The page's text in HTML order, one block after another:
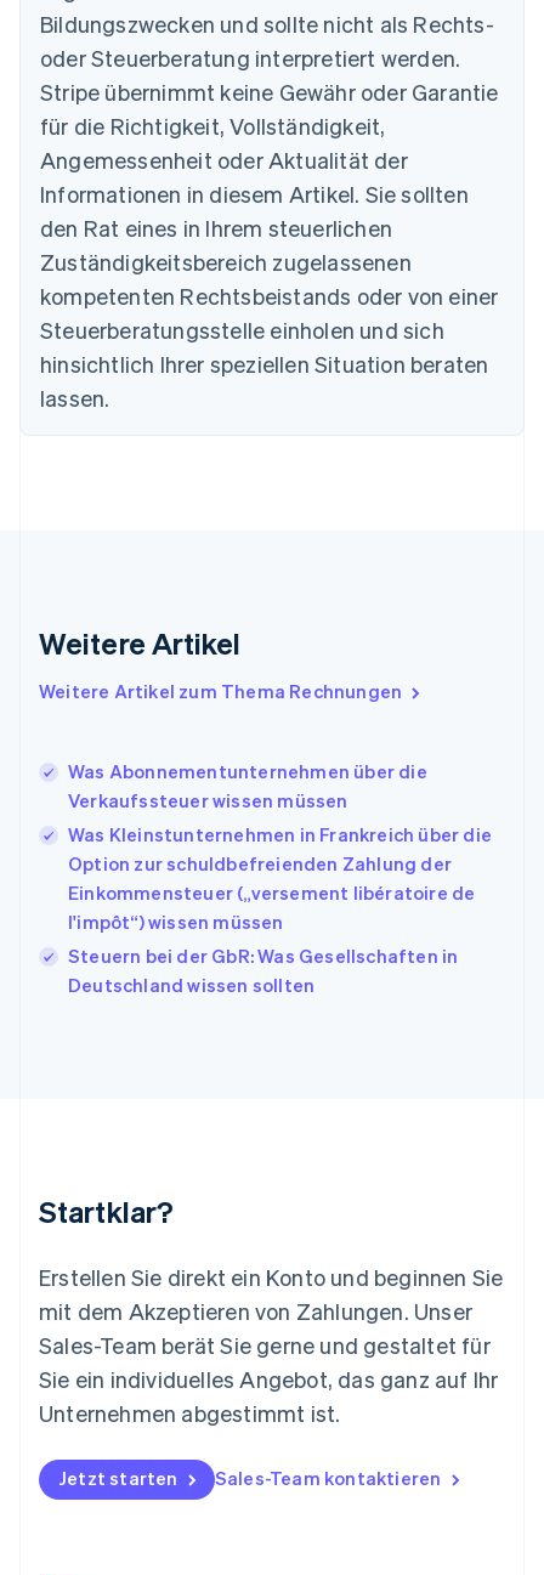
Bildungszwecken und sollte nicht als Rechts-
oder Steuerberatung interpretiert werden.
Stripe übernimmt keine Gewähr oder Garantie
für die Richtigkeit, Vollständigkeit,
Angemessenheit oder Aktualität der
Informationen in diesem Artikel. Sie sollten
den Rat eines in Ihrem steuerlichen
Zuständigkeitsbereich zugelassenen
kompetenten Rechtsbeistands oder von einer
Steuerberatungsstelle einholen und sich
hinsichtlich Ihrer speziellen Situation beraten
lassen.
Weitere Artikel
Weitere Artikel zum Thema Rechnungen
Was Abonnementunternehmen über die
Verkaufssteuer wissen müssen
Was Kleinstunternehmen in Frankreich über die
Option zur schuldbefreienden Zahlung der
Einkommensteuer („versement libératoire de
l'impôt“) wissen müssen
Steuern bei der GbR: Was Gesellschaften in
Deutschland wissen sollten
Startklar?
Erstellen Sie direkt ein Konto und beginnen Sie
mit dem Akzeptieren von Zahlungen. Unser
Sales-Team berät Sie gerne und gestaltet für
Sie ein individuelles Angebot, das ganz auf Ihr
Unternehmen abgestimmt ist.
Jetzt starten Sales-Team kontaktieren
Australien
English
Nederlands FrançaisDeutschEnglish
Brasilien
English
Bulgarien
English
Dänemark
Deutschland
DeutschEnglish
Estland
English
Festlandchina
简体中文
EnglishSvenska
English
English
Japan
日本語 English
EnglishFrançais
Kroatien
EnglishItaliano
Lettland
English
Liechtenstein
DeutschEnglish
Mexiko
English
Niederlande
Nederlands English
Norwegen
English
Österreich
Polen
English
Portugal